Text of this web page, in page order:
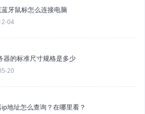
牙鼠标怎么连接电脑
04
器的标准尺寸规格是多少
20
地址怎么查询？在哪里看？